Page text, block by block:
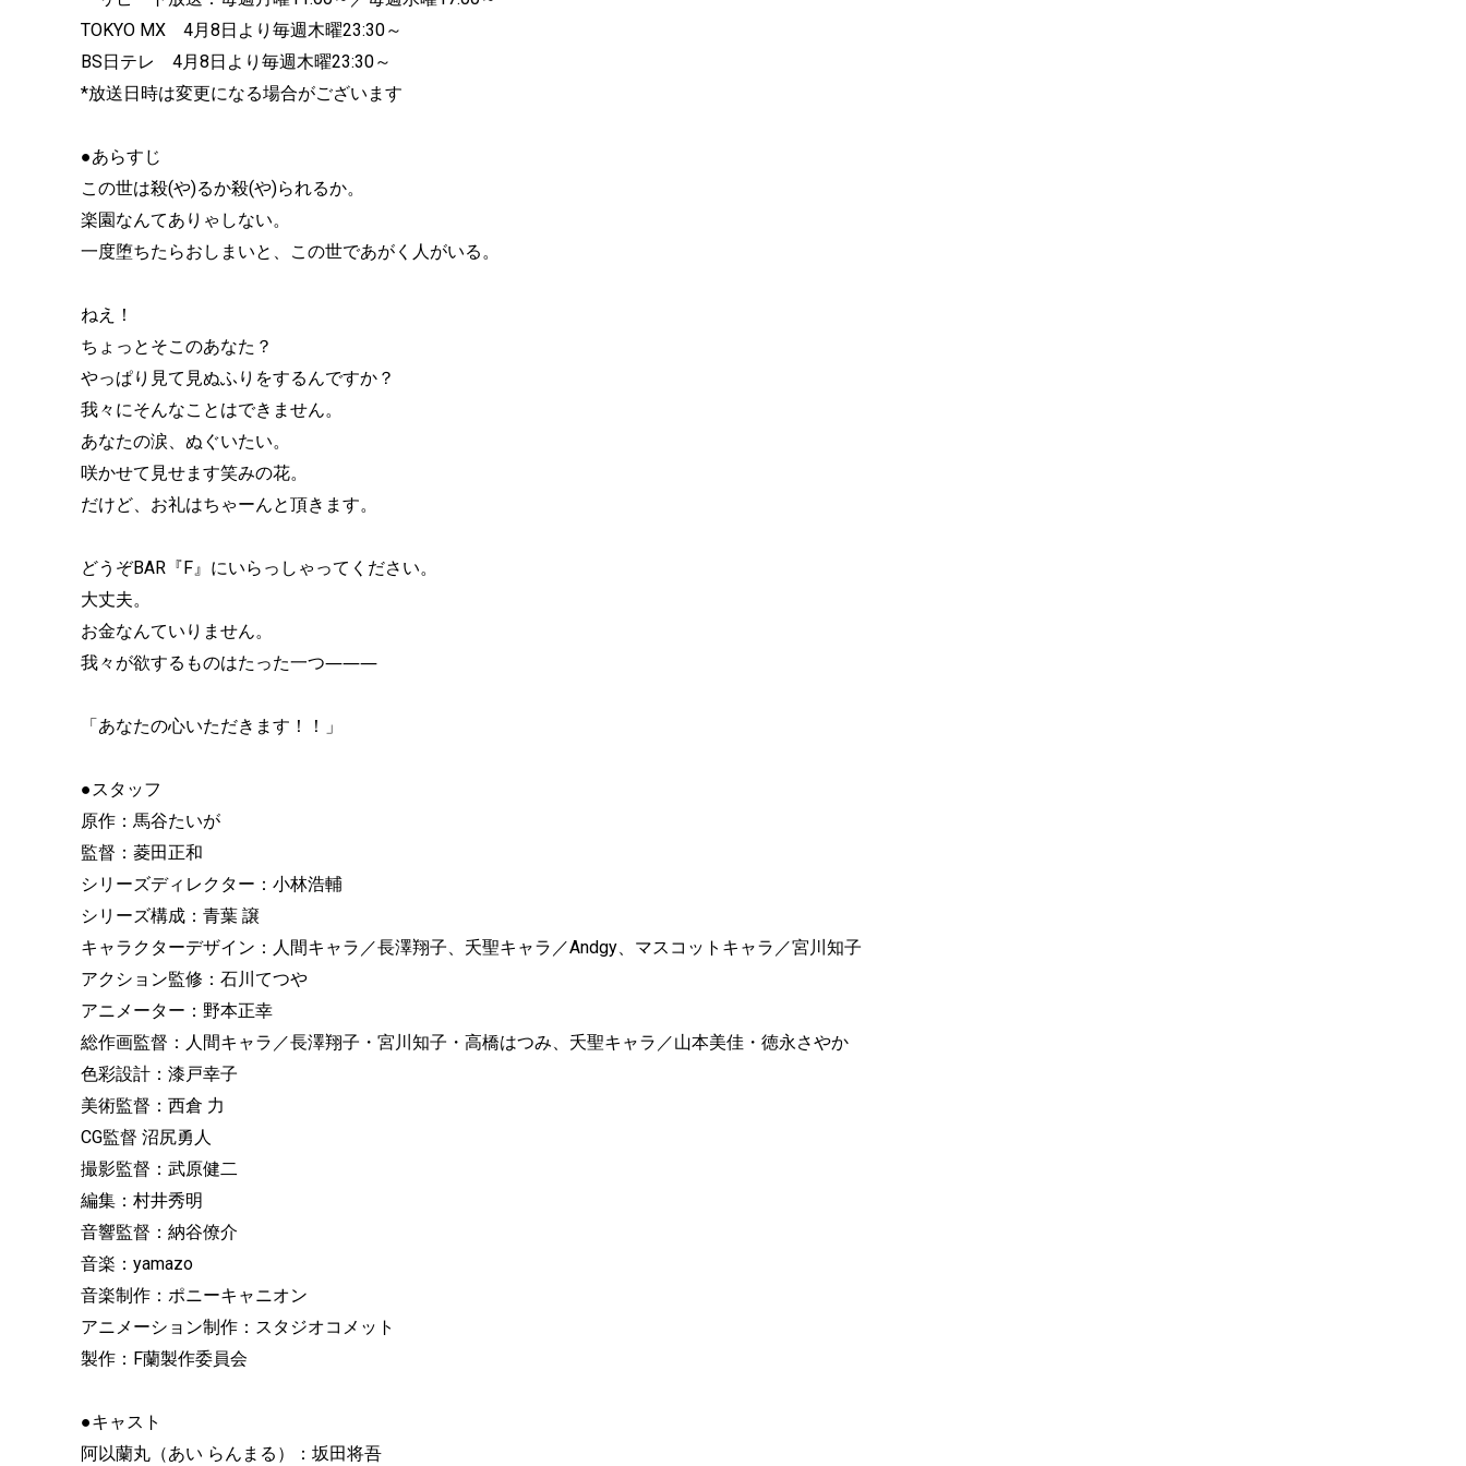
TOKYO MX 4月8日より毎週木曜23:30～
BS日テレ 4月8日より毎週木曜23:30～
*放送日時は変更になる場合がございます
●あらすじ
この世は殺(や)るか殺(や)られるか。
楽園なんてありゃしない。
一度堕ちたらおしまいと、この世であがく人がいる。
ねえ！
ちょっとそこのあなた？
やっぱり見て見ぬふりをするんですか？
我々にそんなことはできません。
あなたの涙、ぬぐいたい。
咲かせて見せます笑みの花。
だけど、お礼はちゃーんと頂きます。
どうぞBAR『F』にいらっしゃってください。
大丈夫。
お金なんていりません。
我々が欲するものはたった一つ―――
「あなたの心いただきます！！」
●スタッフ
原作：馬谷たいが
監督：菱田正和
シリーズディレクター：小林浩輔
シリーズ構成：青葉 譲
キャラクターデザイン：人間キャラ／長澤翔子、夭聖キャラ／Andgy、マスコットキャラ／宮川知子
アクション監修：石川てつや
アニメーター：野本正幸
総作画監督：人間キャラ／長澤翔子・宮川知子・高橋はつみ、夭聖キャラ／山本美佳・徳永さやか
色彩設計：漆戸幸子
美術監督：西倉 力
CG監督 沼尻勇人
撮影監督：武原健二
編集：村井秀明
音響監督：納谷僚介
音楽：yamazo
音楽制作：ポニーキャニオン
アニメーション制作：スタジオコメット
製作：F蘭製作委員会
●キャスト
阿以蘭丸（あい らんまる）：坂田将吾